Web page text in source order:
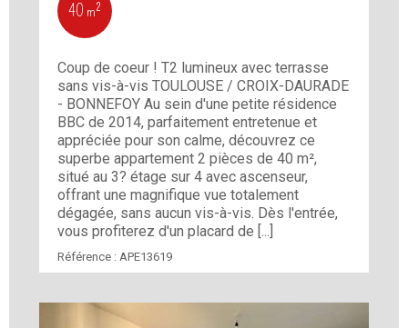
40 m²
Coup de coeur ! T2 lumineux avec terrasse
sans vis-à-vis TOULOUSE / CROIX-DAURADE
- BONNEFOY Au sein d'une petite résidence
BBC de 2014, parfaitement entretenue et
appréciée pour son calme, découvrez ce
superbe appartement 2 pièces de 40 m²,
situé au 3? étage sur 4 avec ascenseur,
offrant une magnifique vue totalement
dégagée, sans aucun vis-à-vis. Dès l'entrée,
vous profiterez d'un placard de [...]
Référence : APE13619